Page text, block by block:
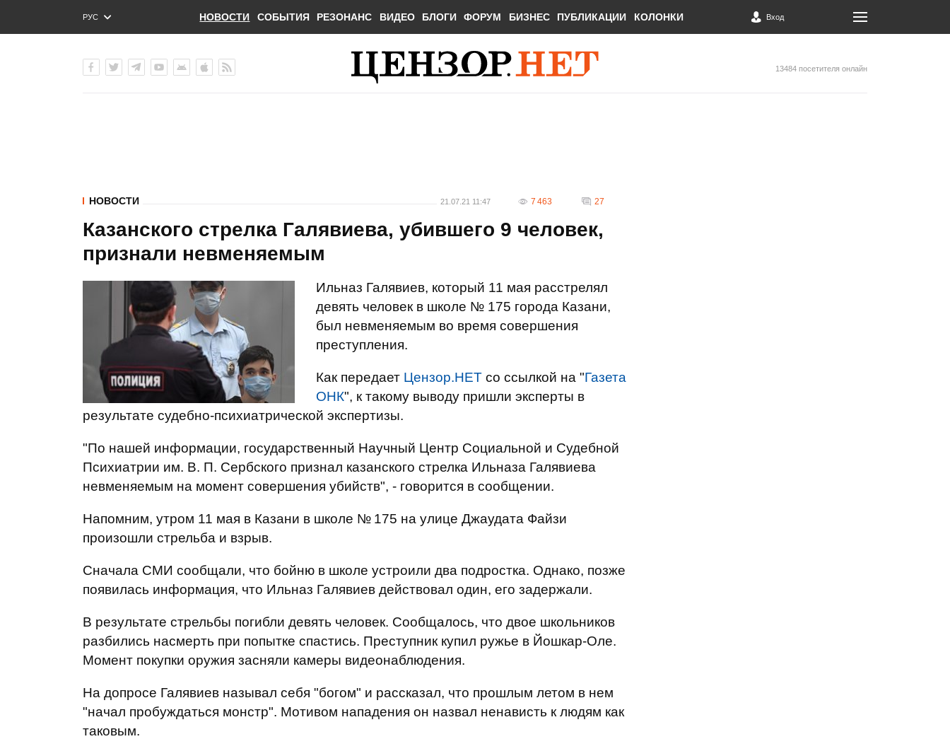
РУС
ENG
НОВОСТИ СОБЫТИЯ РЕЗОНАНС ВИДЕО БЛОГИ ФОРУМ БИЗНЕС ПУБЛИКАЦИИ КОЛОНКИ Вход
13484 посетителя онлайн
НОВОСТИ 21.07.21 11:47 7 463 27
Казанского стрелка Галявиева, убившего 9 человек,
признали невменяемым
Ильназ Галявиев, который 11 мая расстрелял
девять человек в школе № 175 города Казани,
был невменяемым во время совершения
преступления.
Как передает Цензор.НЕТ со ссылкой на "Газета
ОНК", к такому выводу пришли эксперты в
результате судебно-психиатрической экспертизы.
"По нашей информации, государственный Научный Центр Социальной и Судебной
Психиатрии им. В. П. Сербского признал казанского стрелка Ильназа Галявиева
невменяемым на момент совершения убийств", - говорится в сообщении.
Напомним, утром 11 мая в Казани в школе № 175 на улице Джаудата Файзи
произошли стрельба и взрыв.
Сначала СМИ сообщали, что бойню в школе устроили два подростка. Однако, позже
появилась информация, что Ильназ Галявиев действовал один, его задержали.
В результате стрельбы погибли девять человек. Сообщалось, что двое школьников
разбились насмерть при попытке спастись. Преступник купил ружье в Йошкар-Оле.
Момент покупки оружия засняли камеры видеонаблюдения.
На допросе Галявиев называл себя "богом" и рассказал, что прошлым летом в нем
"начал пробуждаться монстр". Мотивом нападения он назвал ненависть к людям как
таковым.